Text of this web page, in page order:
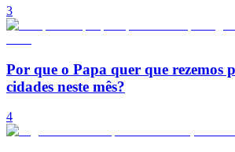
3
Por que o Papa quer que rezemos
cidades neste mês?
4